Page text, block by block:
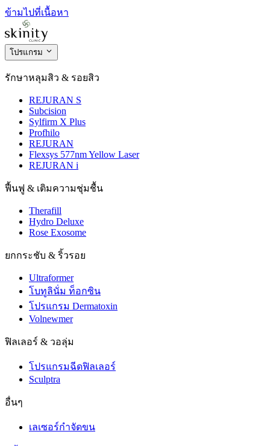
ข้ามไปที่เนื้อหา
โปรแกรม
รักษาหลุมสิว & รอยสิว
REJURAN S
Subcision
Sylfirm X Plus
Profhilo
REJURAN
Flexsys 577nm Yellow Laser
REJURAN i
ฟื้นฟู & เติมความชุ่มชื้น
Therafill
Hydro Deluxe
Rose Exosome
ยกกระชับ & ริ้วรอย
Ultraformer
โบทูลินั่ม ท็อกซิน
โปรแกรม Dermatoxin
Volnewmer
ฟิลเลอร์ & วอลุ่ม
โปรแกรมฉีดฟิลเลอร์
Sculptra
อื่นๆ
เลเซอร์กำจัดขน